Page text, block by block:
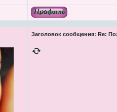
Заголовок сообщения: Re: